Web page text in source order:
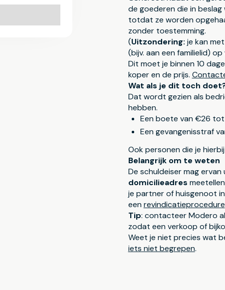
de goederen die in beslag
totdat ze worden
zonder toestemming.
(Uitzondering: je kan
(bijv. aan een familielid)
Dit moet je binnen 10
koper en de prijs.
Wat als je dit toch
Dat wordt gezien als
hebben.
Een boete van €26
Een gevangenisstraf
Ook personen die je
Belangrijk om te weten
De schuldeiser mag
domicilieadres
je partner of huisgenoot
eenrevindicatieprocedure
Tip: contacteer Modero
zodat een verkoop of
Weet je niet precies wat
iets niet begrepen.